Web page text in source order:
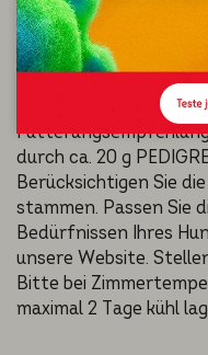
durch ca. 20 g
Berück­sich­ti­gen Sie
stammen. Passen Sie
Bedürf­nis­sen Ihres
unsere Website.
Bitte bei
maximal 2 Tage kühl